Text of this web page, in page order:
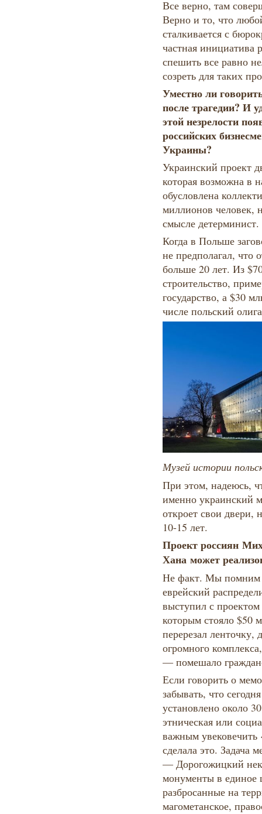
Все верно, там
Верно и то, что
сталкивается с
частная инициатива
спешить все равно
созреть для таких
Уместно ли
после трагедии? И
этой незрелости
российских
Украины?
Украинский проект
которая возможна в
обусловлена
миллионов
смысле
Когда в Польше
не предполагал, что
больше 20 лет. Из
строительство,
государство, а $30
числе польский
Музей истории
При этом, надеюсь,
именно украинский
откроет свои двери,
10-15 лет.
Проект россиян
Хана может
Не факт. Мы помним
еврейский
выступил с
которым стояло $50
перерезал ленточку,
огромного
— помешало
Если говорить о
забывать, что
установлено около
этническая или
важным
сделала это. Задача
— Дорогожицкий
монументы в единое
разбросанные на
магометанское,